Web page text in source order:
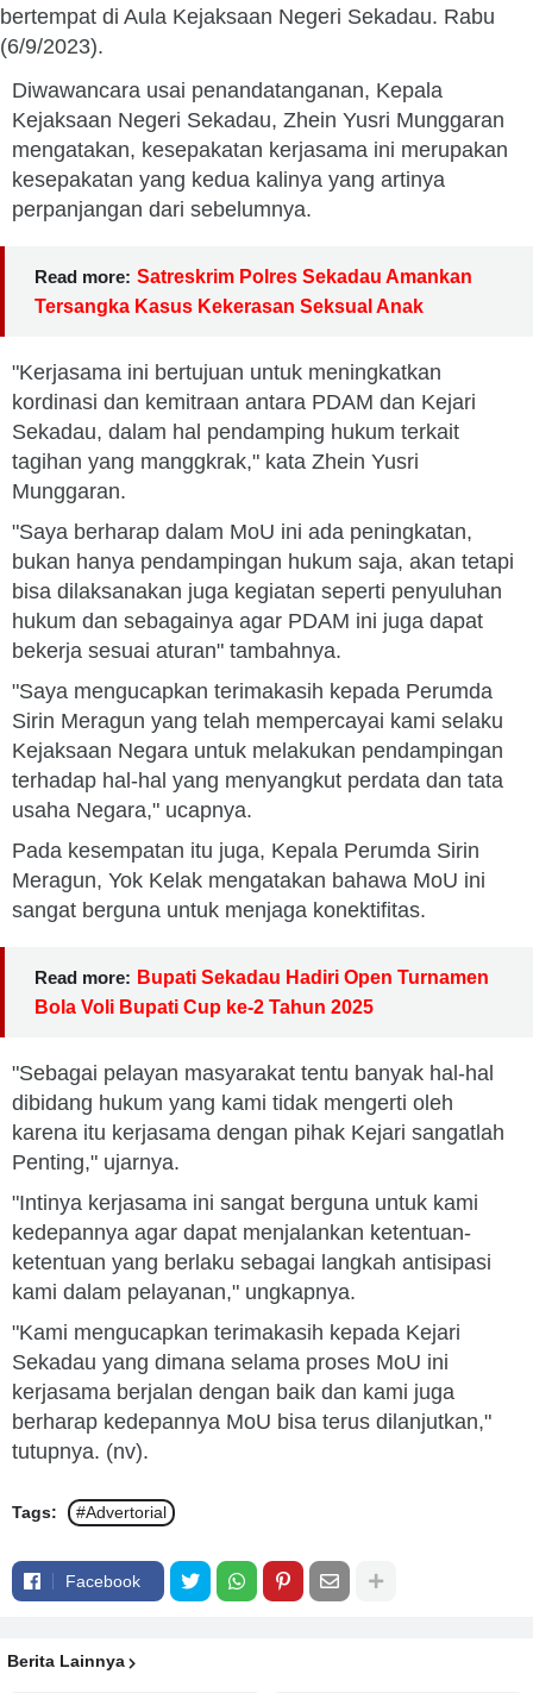
bertempat di Aula Kejaksaan Negeri Sekadau. Rabu
(6/9/2023).
Diwawancara usai penandatanganan, Kepala
Kejaksaan Negeri Sekadau, Zhein Yusri Munggaran
mengatakan, kesepakatan kerjasama ini merupakan
kesepakatan yang kedua kalinya yang artinya
perpanjangan dari sebelumnya.
Read more: Satreskrim Polres Sekadau Amankan
Tersangka Kasus Kekerasan Seksual Anak
"Kerjasama ini bertujuan untuk meningkatkan
kordinasi dan kemitraan antara PDAM dan Kejari
Sekadau, dalam hal pendamping hukum terkait
tagihan yang manggkrak," kata Zhein Yusri
Munggaran.
"Saya berharap dalam MoU ini ada peningkatan,
bukan hanya pendampingan hukum saja, akan tetapi
bisa dilaksanakan juga kegiatan seperti penyuluhan
hukum dan sebagainya agar PDAM ini juga dapat
bekerja sesuai aturan" tambahnya.
"Saya mengucapkan terimakasih kepada Perumda
Sirin Meragun yang telah mempercayai kami selaku
Kejaksaan Negara untuk melakukan pendampingan
terhadap hal-hal yang menyangkut perdata dan tata
usaha Negara," ucapnya.
Pada kesempatan itu juga, Kepala Perumda Sirin
Meragun, Yok Kelak mengatakan bahawa MoU ini
sangat berguna untuk menjaga konektifitas.
Read more: Bupati Sekadau Hadiri Open Turnamen
Bola Voli Bupati Cup ke-2 Tahun 2025
"Sebagai pelayan masyarakat tentu banyak hal-hal
dibidang hukum yang kami tidak mengerti oleh
karena itu kerjasama dengan pihak Kejari sangatlah
Penting," ujarnya.
"Intinya kerjasama ini sangat berguna untuk kami
kedepannya agar dapat menjalankan ketentuan-
ketentuan yang berlaku sebagai langkah antisipasi
kami dalam pelayanan," ungkapnya.
"Kami mengucapkan terimakasih kepada Kejari
Sekadau yang dimana selama proses MoU ini
kerjasama berjalan dengan baik dan kami juga
berharap kedepannya MoU bisa terus dilanjutkan,"
tutupnya. (nv).
Tags: #Advertorial
Facebook
Berita Lainnya